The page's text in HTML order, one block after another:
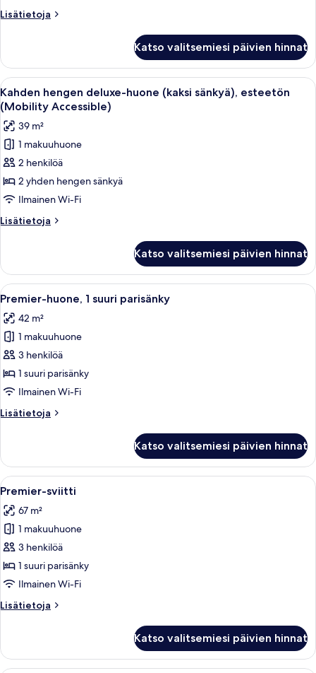
sänkyä)
Lisätietoja
Lisätietoja
deluxe-
huone
(kaksi
sänkyä)
Katso valitsemiesi päivien hinnat
Avaa
kaikki
huonetyypin
Kahden
hengen
deluxe-
huone
(kaksi
sänkyä),
esteetön
Accessible)
kuvat
Hotellihuone, jossa on kaksi sänkyä,
3
Kahden hengen deluxe-huone (kaksi sänkyä), esteetön
(Mobility Accessible)
39 m²
1 makuuhuone
2 henkilöä
2 yhden hengen sänkyä
Ilmainen Wi-Fi
Lisätietoja
Lisätietoja
deluxe-
huone
(kaksi
esteetön
(Mobility
Katso valitsemiesi päivien hinnat
Avaa
kaikki
huonetyypin
Premier-
huone,
1
suuri
kuvat
Hotellihuone, jossa on suuri sänky,
4
Premier-huone, 1 suuri parisänky
42 m²
1 makuuhuone
3 henkilöä
1 suuri parisänky
Ilmainen Wi-Fi
Lisätietoja
Lisätietoja
1
suuri
parisänky
Katso valitsemiesi päivien hinnat
Avaa
kaikki
huonetyypin
Premier-
sviitti
kuvat
Olohuone, jonka seinällä on
4
Premier-sviitti
67 m²
1 makuuhuone
3 henkilöä
1 suuri parisänky
Ilmainen Wi-Fi
Lisätietoja
Lisätietoja
Katso valitsemiesi päivien hinnat